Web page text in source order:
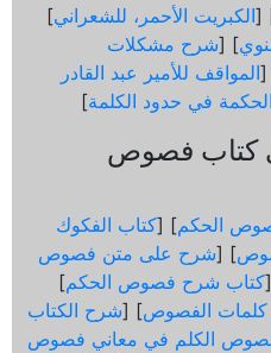
]الكبريت الأحمر، للشعراني]
] [شرح مشكلات
]المواقف للأمير عبد القادر
في حدود الكلمة]
كتاب فصوص
الحكم] [كتاب الفكوك
] [شرح على متن فصوص
كتاب شرح فصوص الحكم]
الفصوص] [شرح الكتاب
الكلم في معاني فصوص